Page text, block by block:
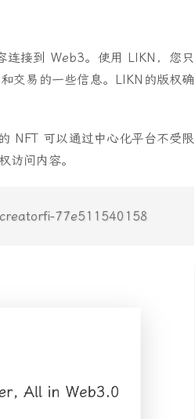
接到 Web3。使用 LIKN，您只
交易的一些信息。LIKN的版权确
NFT 可以通过中心化平台不受限
访问内容。
77e511540158